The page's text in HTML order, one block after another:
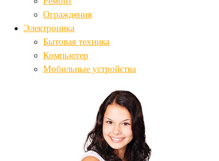
Ограждения
Электроника
Бытовая техника
Компьютер
Мобильные устройства